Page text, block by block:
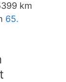
km
65.